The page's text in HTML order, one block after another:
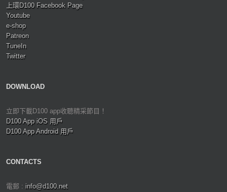
上環D100 Facebook Page
Youtube
e-shop
Patreon
TuneIn
Twitter
DOWNLOAD
立即下載D100 app收聽精采節目！
D100 App iOS 用戶
D100 App Android 用戶
CONTACTS
電郵 : info@d100.net